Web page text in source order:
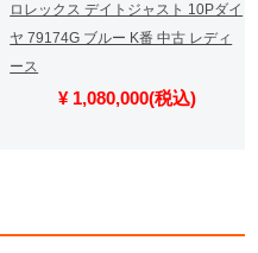
ロレックス デイトジャスト 10Pダイ
ヤ 79174G ブルー K番 中古 レディ
ース
¥ 1,080,000(税込)